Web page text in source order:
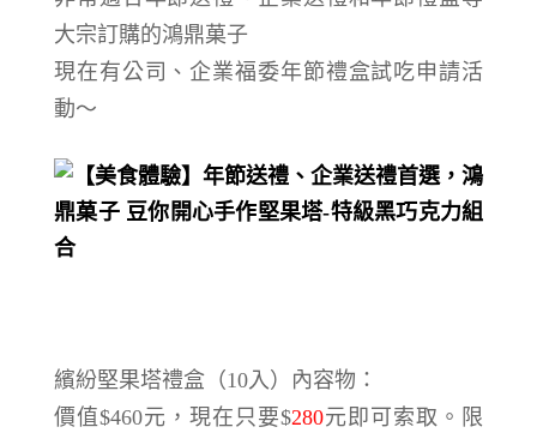
大宗訂購的鴻鼎菓子
現在有公司、企業福委年節禮盒試吃申請活
動～
繽紛堅果塔禮盒（10入）內容物：
價值$460元，現在只要$280元即可索取。限